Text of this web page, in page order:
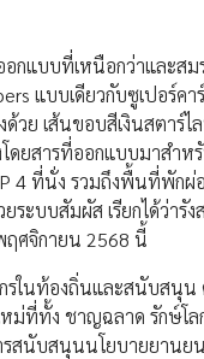
กแบบที่เหนือกว่าและสม
แบบเดียวกับซูเปอร์ค
ย เส้นขอบสีเงินสตาร์ไ
ยสารที่ออกแบบมาสำห
4 ที่นั่ง รวมถึงพื้นที่พัก
บบสัมผัส เรียกได้ว่ารัง
ฤศจิกายน 2568 นี้
รในท้องถิ่นและสนับสนุน
ม่ที่ทั้ง ชาญฉลาด รักษ์โล
รสนับสนุนนโยบายยานย